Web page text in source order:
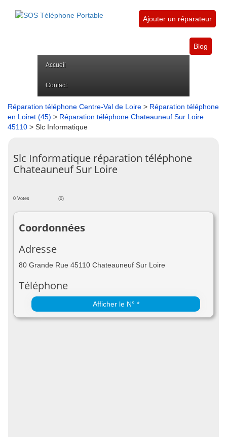
Ajouter un réparateur
Blog
Accueil
Contact
Réparation téléphone Centre-Val de Loire > Réparation téléphone
en Loiret (45) > Réparation téléphone Chateauneuf Sur Loire
45110 > Slc Informatique
Slc Informatique réparation téléphone
Chateauneuf Sur Loire
0 Votes (0)
Coordonnées
Adresse
80 Grande Rue 45110 Chateauneuf Sur Loire
Téléphone
Afficher le N° *